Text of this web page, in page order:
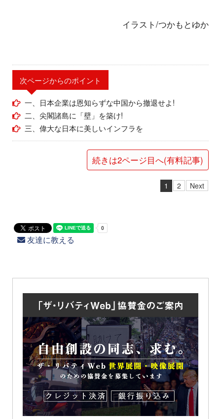
イラスト/つかもとゆか
次ページからのポイント
一、日本企業は恩知らずな中国から撤退せよ!
二、尖閣諸島に「壁」を築け!
三、偉大な日本に美しいインフラを
続きは2ページ目へ(有料記事)
1 2 Next
友達に教える